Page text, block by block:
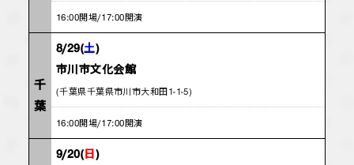
16:00開場/17:00開演
千
葉
8/29(土)
市川市文化会館
(千葉県千葉県市川市大和田1-1-5)
16:00開場/17:00開演
9/20(日)